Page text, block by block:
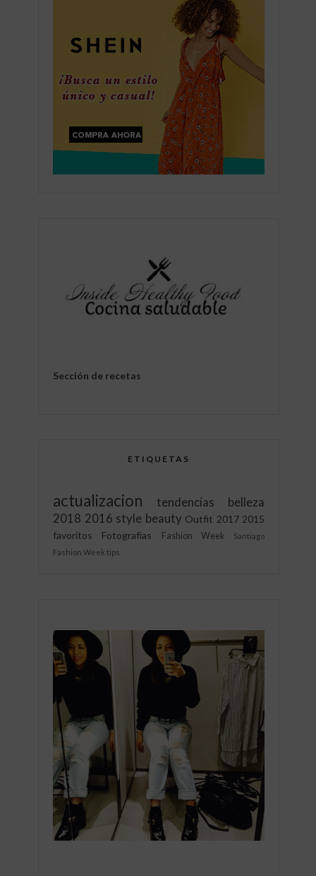
Sección de recetas
ETIQUETAS
actualizacion tendencias
belleza
2018 2016 style beauty Outfit 2017 2015
favoritos
Fotografías Fashion Week
Santiago
Fashion Week tips